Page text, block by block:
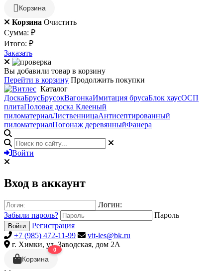
Корзина
Корзина Очистить
Сумма: ₽
Итого: ₽
Заказать
Вы добавили товар в корзину
Перейти в корзину Продолжить покупки
Каталог
ДоскаБрусБрусокВагонкаИмитация брусаБлок хаусОСП
плитаПоловая доска Клееный
пиломатериалЛиственницаАнтисептированный
пиломатериалПогонаж деревянныйФанера
Войти
Вход в аккаунт
Логин:
Забыли пароль?
Пароль
Войти
Регистрация
+7 (985) 472-11-99
vit-les@bk.ru
г. Химки, ул. Заводская, дом 2А
Корзина
0